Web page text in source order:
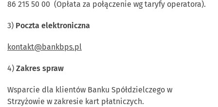
86 215 50 00 (Opłata za połączenie wg taryfy operatora).
3) Poczta elektroniczna
kontakt@bankbps.pl
4) Zakres spraw
Wsparcie dla klientów Banku Spółdzielczego w
Strzyżowie w zakresie kart płatniczych.